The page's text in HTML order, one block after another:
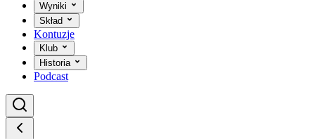
Wyniki
Skład
Kontuzje
Klub
Historia
Podcast